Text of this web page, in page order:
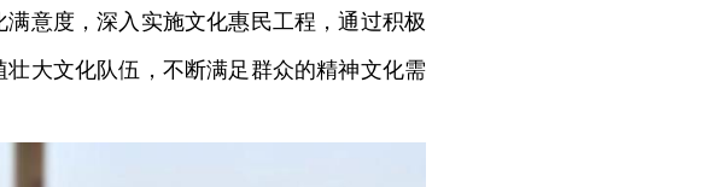
意度，深入实施文化惠民工程，通过积极
大文化队伍，不断满足群众的精神文化需